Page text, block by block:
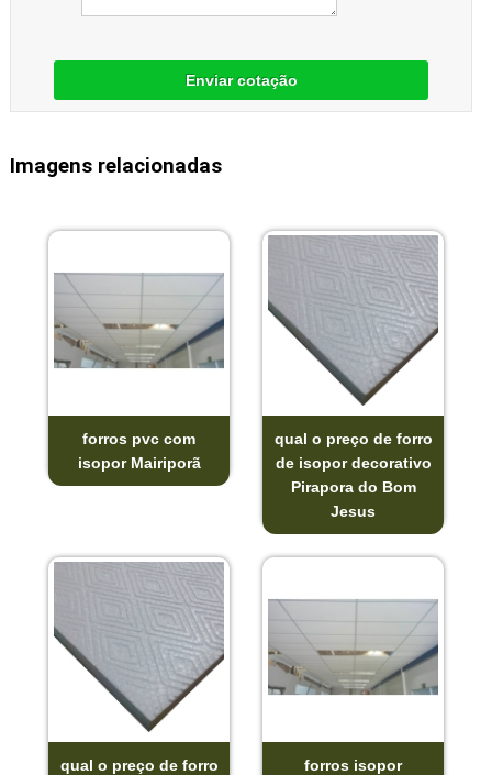
Enviar cotação
Imagens relacionadas
forros pvc com
isopor Mairiporã
qual o preço de forro
de isopor decorativo
Pirapora do Bom
Jesus
qual o preço de forro
forros isopor